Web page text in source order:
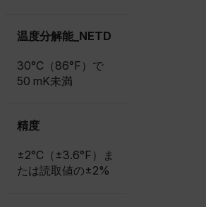
温度分解能_NETD
30°C（86°F）で
50 mK未満
精度
±2°C（±3.6°F）ま
たは読取値の±2%